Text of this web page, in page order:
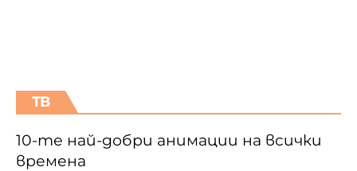
ТВ
10-те най-добри анимации на всички
времена